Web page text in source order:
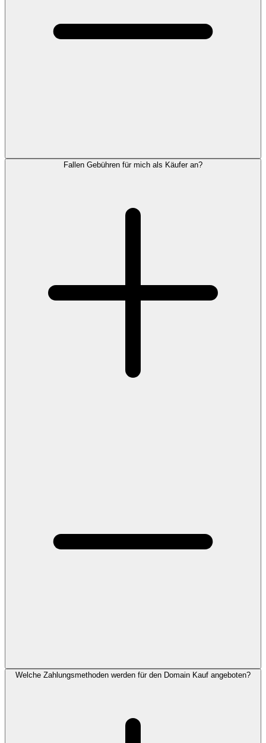
Fallen Gebühren für mich als Käufer an?
Welche Zahlungsmethoden werden für den Domain Kauf angeboten?